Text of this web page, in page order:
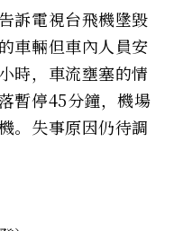
訴電視台飛機墬毀
車輛但車內人員安
時，車流壅塞的情
暫停45分鐘，機場
。失事原因仍待調